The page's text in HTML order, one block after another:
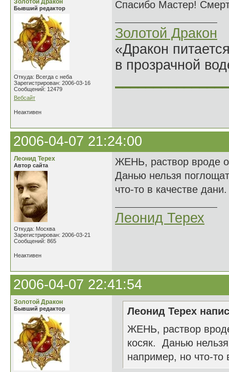
Золотой Дракон
Бывший редактор
Откуда: Всегда с неба
Зарегистрирован: 2006-03-16
Сообщений: 12479
Вебсайт
Спасибо Мастер!
Золотой Дракон
«Дракон
в прозрачной
Неактивен
2006-04-07 21:24:00
Леонид Терех
Автор сайта
Откуда: Москва
Зарегистрирован: 2006-03-21
Сообщений: 865
ЖЕНЬ, раствор вроде
Данью нельзя
что-то в качестве дани.
Леонид Терех
Неактивен
2006-04-07 22:41:54
Золотой Дракон
Бывший редактор
Леонид Терех
ЖЕНЬ, раствор
косяк. Данью
например, но что-то